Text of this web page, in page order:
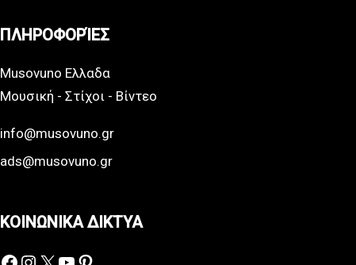
ΠΛΗΡΟΦΟΡΊΕΣ
Musovuno Ελλαδα
Μουσική - Στίχοι - Βίντεο
info@musovuno.gr
ads@musovuno.gr
ΚΟΙΝΩΝΙΚΑ ΔΙΚΤΥΑ